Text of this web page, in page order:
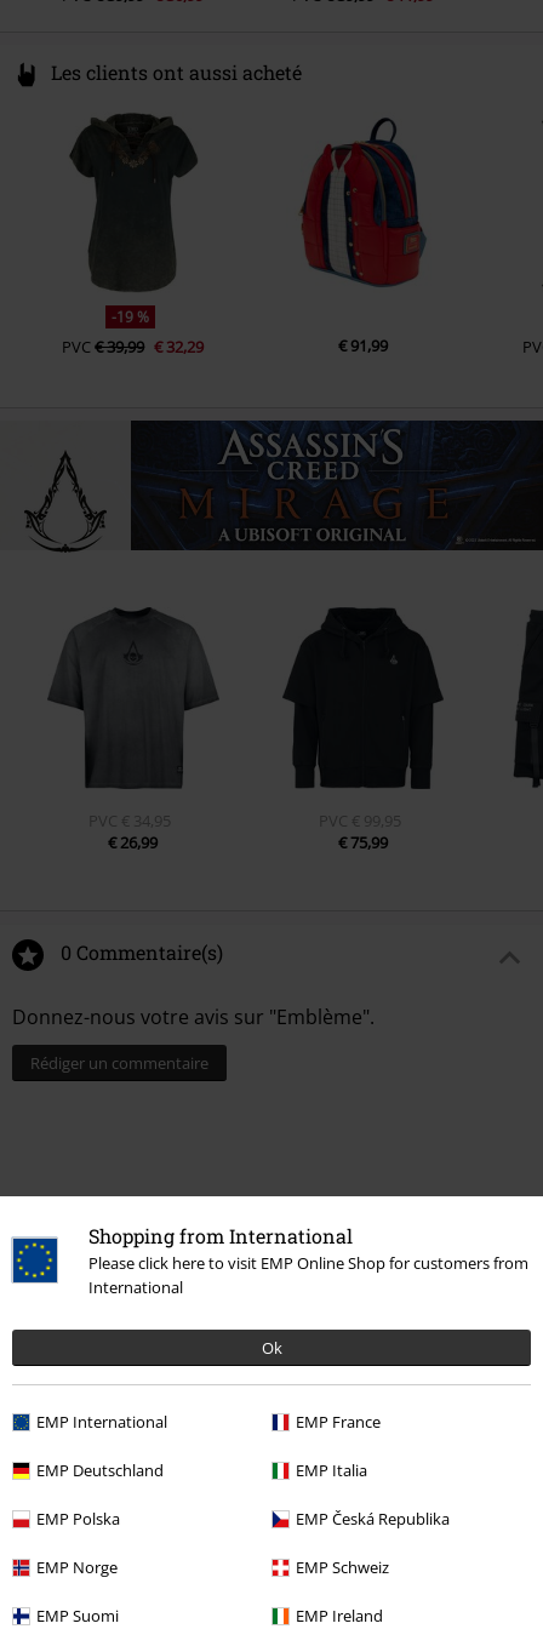
Shopping from International
Please click here to visit EMP Online Shop for customers from
International
Ok
EMP International EMP France
EMP Deutschland EMP Italia
EMP Polska EMP Česká Republika
EMP Norge EMP Schweiz
EMP Suomi EMP Ireland
Les clients ont aussi acheté
-19 %
PVC€ 39,99 € 32,29 € 91,99
PVC € 34,95
€ 26,99
PVC € 99,95
€ 75,99
0 Commentaire(s)
Donnez-nous votre avis sur "Emblème".
Rédiger un commentaire
Dernière visite
-49 %